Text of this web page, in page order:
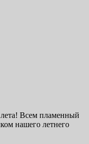
Всем пламенный
нашего летнего